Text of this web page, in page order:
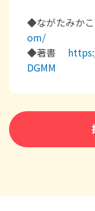
◆ながたみか
om/
◆著書
DGMM